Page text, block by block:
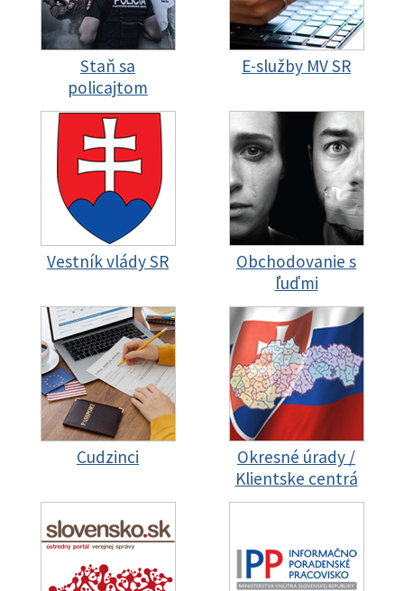
Staň sa
policajtom
E-služby MV SR
Vestník vlády SR
Obchodovanie s
ľuďmi
Cudzinci
Okresné úrady /
Klientske centrá